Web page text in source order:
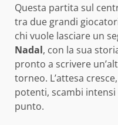
Questa partita sul
tra due grandi
chi vuole lasciare un
Nadal, con la sua
pronto a scrivere
torneo. L’attesa
potenti, scambi
punto.